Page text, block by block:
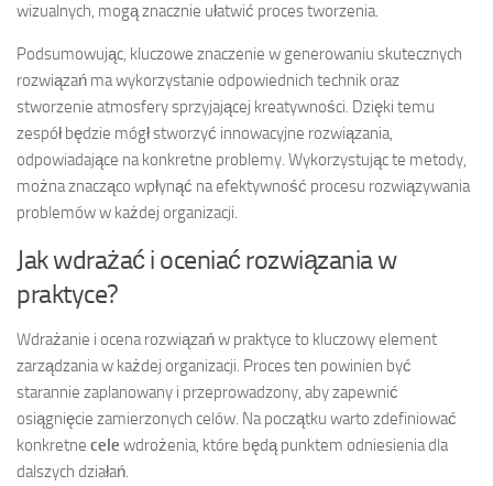
wizualnych, mogą znacznie ułatwić proces tworzenia.
Podsumowując, kluczowe znaczenie w generowaniu skutecznych
rozwiązań ma wykorzystanie odpowiednich technik oraz
stworzenie atmosfery sprzyjającej kreatywności. Dzięki temu
zespół będzie mógł stworzyć innowacyjne rozwiązania,
odpowiadające na konkretne problemy. Wykorzystując te metody,
można znacząco wpłynąć na efektywność procesu rozwiązywania
problemów w każdej organizacji.
Jak wdrażać i oceniać rozwiązania w
praktyce?
Wdrażanie i ocena rozwiązań w praktyce to kluczowy element
zarządzania w każdej organizacji. Proces ten powinien być
starannie zaplanowany i przeprowadzony, aby zapewnić
osiągnięcie zamierzonych celów. Na początku warto zdefiniować
konkretne cele wdrożenia, które będą punktem odniesienia dla
dalszych działań.